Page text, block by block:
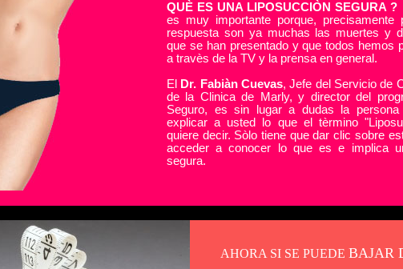
QUÈ ES UNA LIPOSUCCIÒN SEGURA ?
es muy importante porque, precisamente
respuesta son ya muchas las muertes y
que se han presentado y que todos hemos
a travès de la TV y la prensa en general.
El
Dr. Fabiàn Cuevas, Jefe del Servicio de
de la Clinica de Marly, y director del
Seguro, es sin lugar a dudas la
explicar a usted lo que el tèrmino
quiere decir. Sòlo tiene que dar clic sobre
acceder a conocer lo que es e implica
segura.
AHORA SI SE PUEDE BAJAR